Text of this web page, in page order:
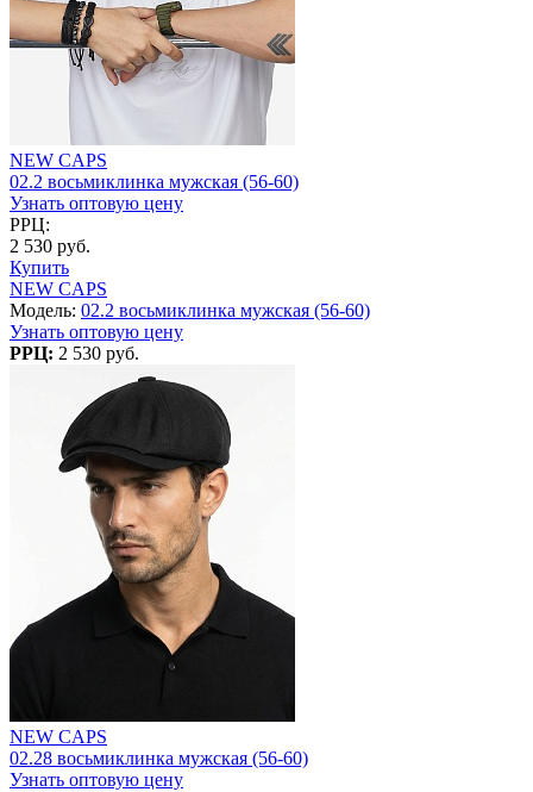
NEW CAPS
02.2 восьмиклинка мужская (56-60)
Узнать оптовую цену
РРЦ:
2 530 руб.
Купить
NEW CAPS
Модель: 02.2 восьмиклинка мужская (56-60)
Узнать оптовую цену
РРЦ: 2 530 руб.
NEW CAPS
02.28 восьмиклинка мужская (56-60)
Узнать оптовую цену